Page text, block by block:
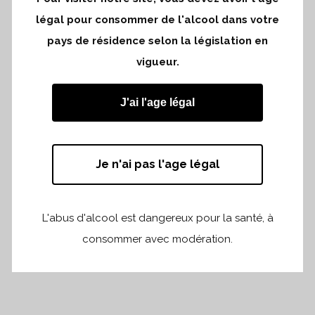
Ce saint-émilion est à lui tout seul un
plaidoyer pour une biodynamie bien
légal pour consommer de l'alcool dans votre
pays de résidence selon la législation en
vigueur.
J'ai l'age légal
Je n'ai pas l'age légal
L'abus d'alcool est dangereux pour la santé, à
consommer avec modération.